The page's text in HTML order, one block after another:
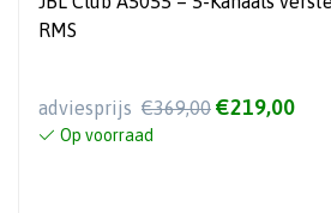
RMS
adviesprijs €369,00 €219,00
Op voorraad